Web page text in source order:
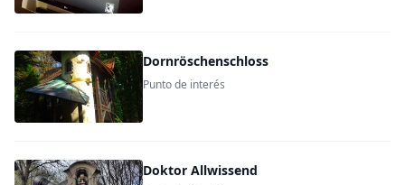
Dornröschenschloss
Punto de interés
Doktor Allwissend